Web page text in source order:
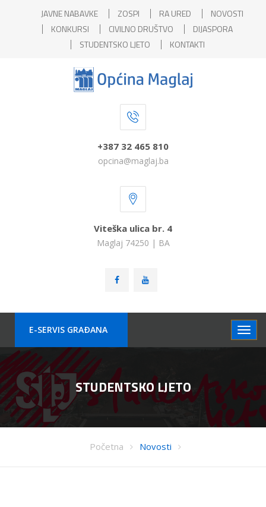
JAVNE NABAVKE ZOSPI RA URED
NOVOSTI
KONKURSI
CIVILNO DRUŠTVO
DIJASPORA
STUDENTSKO LJETO
KONTAKTI
+387 32 465 810
opcina@maglaj.ba
Viteška ulica br. 4
Maglaj 74250 | BA
E-SERVIS GRAÐANA
STUDENTSKO LJETO
Početna Novosti